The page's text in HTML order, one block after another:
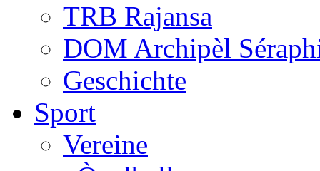
TRB Rajansa
DOM Archipèl
Geschichte
Sport
Vereine